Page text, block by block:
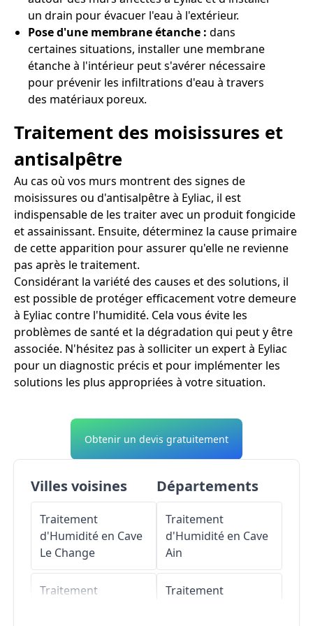
un drain pour évacuer l'eau à l'extérieur.
Pose d'une membrane étanche : dans
certaines situations, installer une membrane
étanche à l'intérieur peut s'avérer nécessaire
pour prévenir les infiltrations d'eau à travers
des matériaux poreux.
Traitement des moisissures et
antisalpêtre
Au cas où vos murs montrent des signes de
moisissures ou d'antisalpêtre à Eyliac, il est
indispensable de les traiter avec un produit fongicide
et assainissant. Ensuite, déterminez la cause primaire
de cette apparition pour assurer qu'elle ne revienne
pas après le traitement.
Considérant la variété des causes et des solutions, il
est possible de protéger efficacement votre demeure
à Eyliac contre l'humidité. Cela vous évite les
problèmes de santé et la dégradation qui peut y être
associée. N'hésitez pas à solliciter un expert à Eyliac
pour un diagnostic précis et pour implémenter les
solutions les plus appropriées à votre situation.
Obtenir un devis gratuitement
Villes voisines
Traitement
d'Humidité en Cave
Le Change
Traitement
Départements
Traitement
d'Humidité en Cave
Ain
Traitement